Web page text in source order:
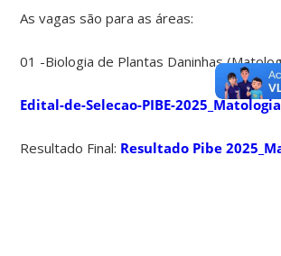
As vagas são para as áreas:
01 -Biologia de Plantas Daninhas
Edital-de-Selecao-PIBE-
Resultado Final: Resultado Pibe